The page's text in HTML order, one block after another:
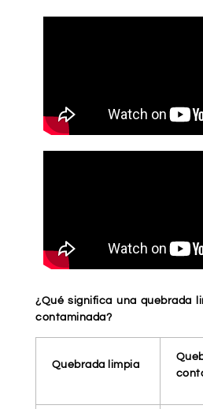
¿Qué significa una quebrada
contaminada?
Quebrada limpia